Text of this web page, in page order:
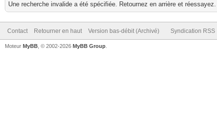
Une recherche invalide a été spécifiée. Retournez en arrière et réessayez.
Contact Retourner en haut Version bas-débit (Archivé) Syndication RSS
Moteur MyBB , © 2002-2026 MyBB Group